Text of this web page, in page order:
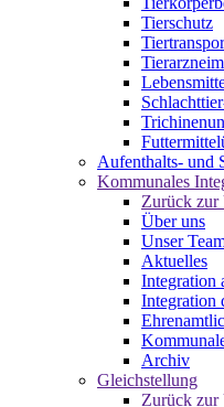
Tierschutz
Aufenthalts- und
Kommunales
Zurück zur
Über uns
Unser
Aktuelles
Integration
Integration
Archiv
Gleichstellung
Zurück zur